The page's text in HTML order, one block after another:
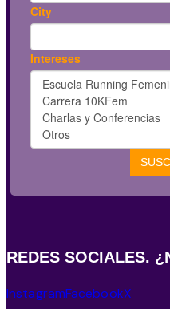
REDES SOCIALES.
InstagramFacebookX